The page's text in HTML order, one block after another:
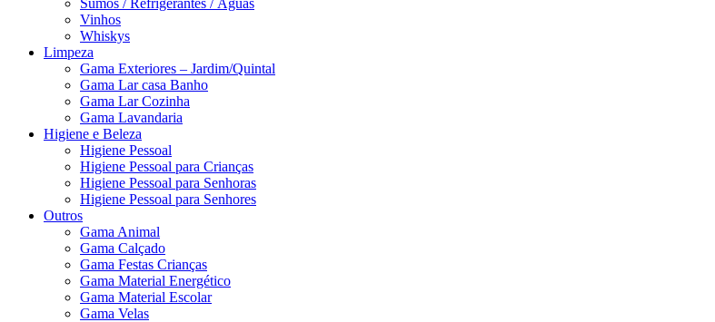
Sumos / Refrigerantes / Águas
Vinhos
Whiskys
Limpeza
Gama Exteriores – Jardim/Quintal
Gama Lar casa Banho
Gama Lar Cozinha
Gama Lavandaria
Higiene e Beleza
Higiene Pessoal
Higiene Pessoal para Crianças
Higiene Pessoal para Senhoras
Higiene Pessoal para Senhores
Outros
Gama Animal
Gama Calçado
Gama Festas Crianças
Gama Material Energético
Gama Material Escolar
Gama Velas